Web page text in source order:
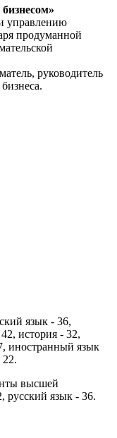
управлению
продуманной
руководитель
язык - 36,
история - 32,
иностранный язык
высшей
русский язык - 36.